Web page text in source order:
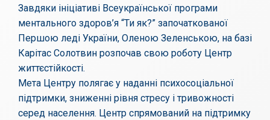
Завдяки ініціативі Всеукраїнської програми
ментального здоров’я “Ти як?” започаткованої
Першою леді України, Оленою Зеленською, на базі
Карітас Солотвин розпочав свою роботу Центр
життєстійкості.
Мета Центру полягає у наданні психосоціальної
підтримки, зниженні рівня стресу і тривожності
серед населення. Центр спрямований на підтримку